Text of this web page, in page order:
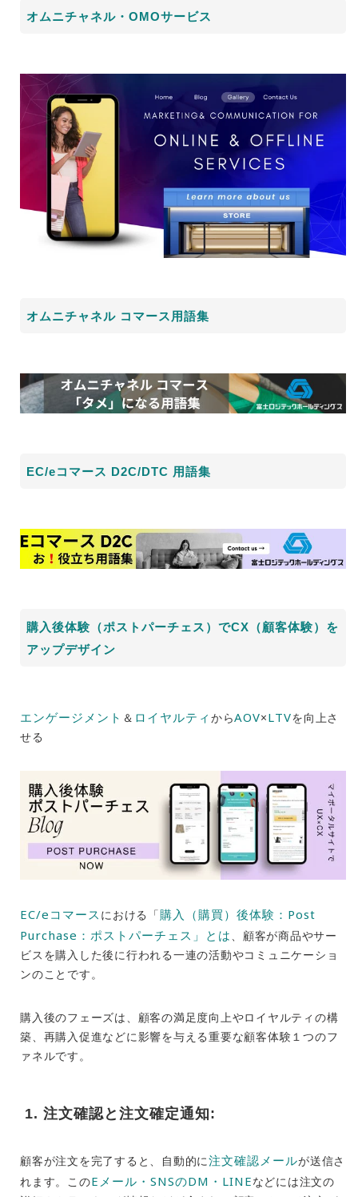
オムニチャネル・OMOサービス
オムニチャネル コマース用語集
EC/eコマース D2C/DTC 用語集
購入後体験（ポストパーチェス）でCX（顧客体験）を
アップデザイン
エンゲージメント ＆ ロイヤルティ からAOV×LTVを向上さ
せる
EC/eコマース における「購入（購買）後体験：Post
Purchase：ポストパーチェス」とは、顧客が商品やサー
ビスを購入した後に行われる一連の活動やコミュニケーショ
ンのことです。
購入後のフェーズは、顧客の満足度向上やロイヤルティの構
築、再購入促進などに影響を与える重要な顧客体験１つのフ
ァネルです。
1. 注文確認と注文確定通知:
顧客が注文を完了すると、自動的に注文確認メールが送信さ
れます。このEメール・ SNSのDM・LINEなどには注文の